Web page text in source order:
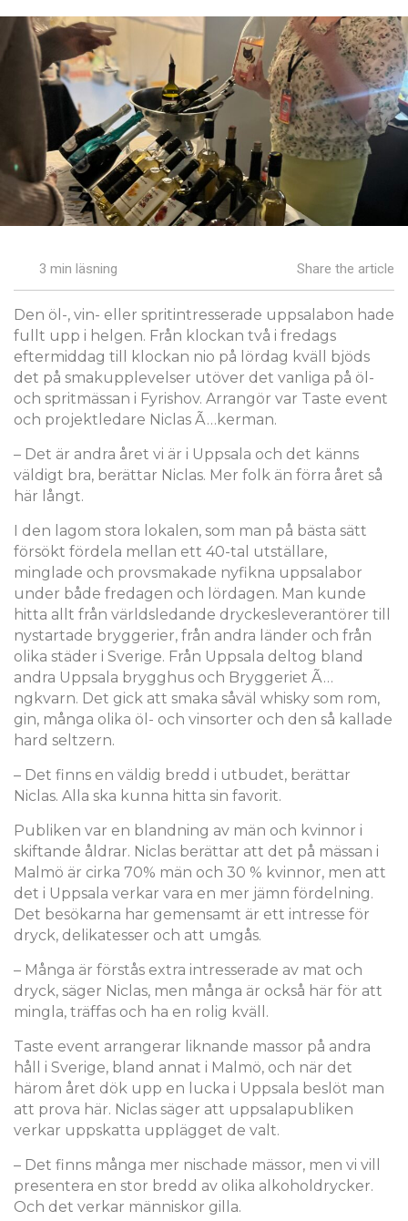
3 min läsning Share the article
Den öl-, vin- eller spritintresserade uppsalabon hade
fullt upp i helgen. Från klockan två i fredags
eftermiddag till klockan nio på lördag kväll bjöds
det på smakupplevelser utöver det vanliga på öl-
och spritmässan i Fyrishov. Arrangör var Taste event
och projektledare Niclas Ã…kerman.
– Det är andra året vi är i Uppsala och det känns
väldigt bra, berättar Niclas. Mer folk än förra året så
här långt.
I den lagom stora lokalen, som man på bästa sätt
försökt fördela mellan ett 40-tal utställare,
minglade och provsmakade nyfikna uppsalabor
under både fredagen och lördagen. Man kunde
hitta allt från världsledande dryckesleverantörer till
nystartade bryggerier, från andra länder och från
olika städer i Sverige. Från Uppsala deltog bland
andra Uppsala brygghus och Bryggeriet Ã…
ngkvarn. Det gick att smaka såväl whisky som rom,
gin, många olika öl- och vinsorter och den så kallade
hard seltzern.
– Det finns en väldig bredd i utbudet, berättar
Niclas. Alla ska kunna hitta sin favorit.
Publiken var en blandning av män och kvinnor i
skiftande åldrar. Niclas berättar att det på mässan i
Malmö är cirka 70% män och 30 % kvinnor, men att
det i Uppsala verkar vara en mer jämn fördelning.
Det besökarna har gemensamt är ett intresse för
dryck, delikatesser och att umgås.
– Många är förstås extra intresserade av mat och
dryck, säger Niclas, men många är också här för att
mingla, träffas och ha en rolig kväll.
Taste event arrangerar liknande massor på andra
håll i Sverige, bland annat i Malmö, och när det
härom året dök upp en lucka i Uppsala beslöt man
att prova här. Niclas säger att uppsalapubliken
verkar uppskatta upplägget de valt.
– Det finns många mer nischade mässor, men vi vill
presentera en stor bredd av olika alkoholdrycker.
Och det verkar människor gilla.